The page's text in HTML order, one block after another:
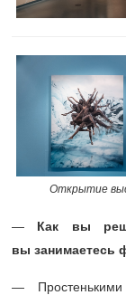
Открытие
— Как вы
вы занимаетесь
—